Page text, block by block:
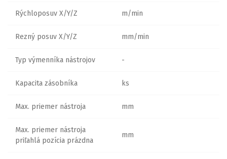
Rýchloposuv X/Y/Z m/min
Rezný posuv X/Y/Z mm/min
Typ výmenníka nástrojov -
Kapacita zásobníka ks
Max. priemer nástroja mm
Max. priemer nástroja
priľahlá pozícia prázdna
mm